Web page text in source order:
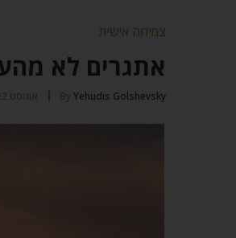
צמיחה אישית
אתגרים לא
By Yehudis Golshevsky אוגוסט 22, 2021